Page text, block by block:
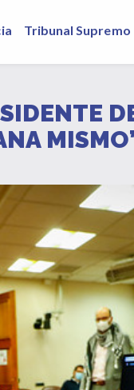
Tribunal Supremo